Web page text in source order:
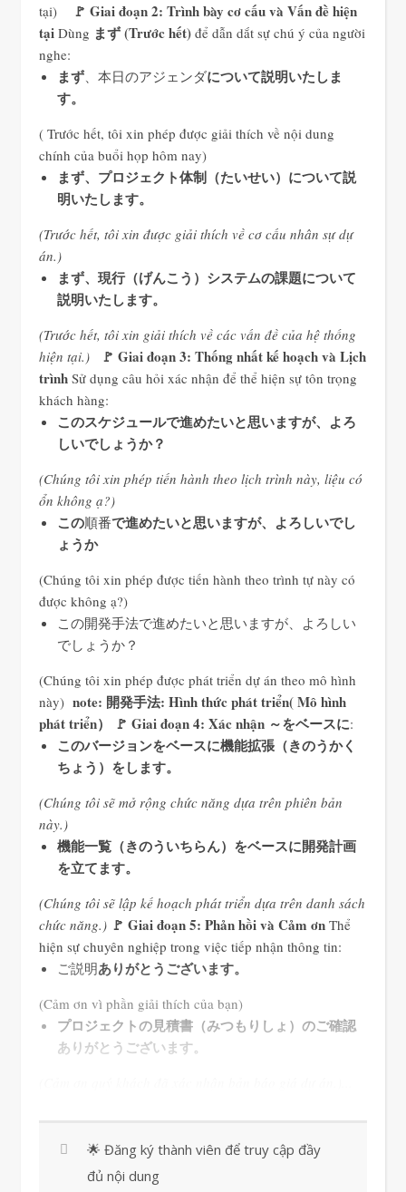
tại)
🚩 Giai đoạn 2: Trình bày cơ cấu và Vấn đề hiện
tại Dùng まず (Trước hết) để dẫn dắt sự chú ý của người
nghe:
まず、本日のアジェンダについて説明いたしま
す。
( Trước hết, tôi xin phép được giải thích về nội dung
chính của buổi họp hôm nay)
まず、プロジェクト体制（たいせい）について説
明いたします。
(Trước hết, tôi xin được giải thích về cơ cấu nhân sự dự
án.)
まず、現行（げんこう）システムの課題について
説明いたします。
(Trước hết, tôi xin giải thích về các vấn đề của hệ thống
hiện tại.)
🚩 Giai đoạn 3: Thống nhất kế hoạch và Lịch
trình Sử dụng câu hỏi xác nhận để thể hiện sự tôn trọng
khách hàng:
このスケジュールで進めたいと思いますが、よろ
しいでしょうか？
(Chúng tôi xin phép tiến hành theo lịch trình này, liệu có
ổn không ạ?)
この順番で進めたいと思いますが、よろしいでし
ょうか
(Chúng tôi xin phép được tiến hành theo trình tự này có
được không ạ?)
この開発手法で進めたいと思いますが、よろしい
でしょうか？
(Chúng tôi xin phép được phát triển dự án theo mô hình
này) note: 開発手法: Hìnhthứcpháttriển(Mô hình
pháttriển） 🚩 Giai đoạn 4: Xác nhận ～をベースに:
このバージョンをベースに機能拡張（きのうかく
ちょう）をします。
(Chúng tôi sẽ mở rộng chức năng dựa trên phiên bản
này.)
機能一覧（きのういちらん）をベースに開発計画
を立てます。
(Chúng tôi sẽ lập kế hoạch phát triển dựa trên danh sách
chức năng.) 🚩 Giai đoạn 5: Phản hồi và Cảm ơn Thể
hiện sự chuyên nghiệp trong việc tiếp nhận thông tin:
ご説明ありがとうございます。
(Cảm ơn vì phần giải thích của bạn)
プロジェクトの見積書（みつもりしょ）のご確認
ありがとうございます。
🌟 Đăng ký thành viên để truy cập đầy
đủ nội dung